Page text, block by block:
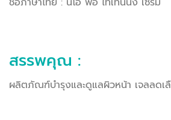
สรรพคุณ :
ผลิตภัณฑ์บำรุงและดูแลผิวหน้า เจลลดเ